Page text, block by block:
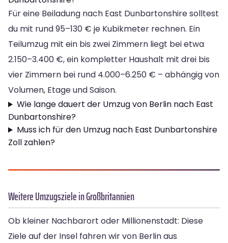
Für eine Beiladung nach East Dunbartonshire solltest
du mit rund 95–130 € je Kubikmeter rechnen. Ein
Teilumzug mit ein bis zwei Zimmern liegt bei etwa
2.150–3.400 €, ein kompletter Haushalt mit drei bis
vier Zimmern bei rund 4.000–6.250 € – abhängig von
Volumen, Etage und Saison.
Wie lange dauert der Umzug von Berlin nach East
Dunbartonshire?
Muss ich für den Umzug nach East Dunbartonshire
Zoll zahlen?
Weitere Umzugsziele in Großbritannien
Ob kleiner Nachbarort oder Millionenstadt: Diese
Ziele auf der Insel fahren wir von Berlin aus